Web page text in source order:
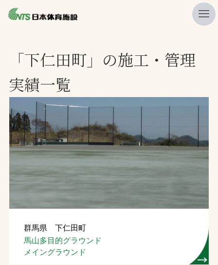
ニュース
プレスリリース
レポート
製品・サービス一覧
施工・管理実績一覧
会社概要
採用情報
検索
お問合せ
お取引先の皆様へ
「下仁田町」の施工・管理
実績一覧
群馬県 下仁田町
馬山多目的グラウンド
メイングラウンド